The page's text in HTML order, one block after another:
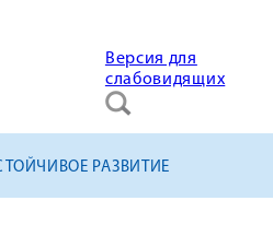
Версия для
слабовидящих
РАЗВИТИЕ